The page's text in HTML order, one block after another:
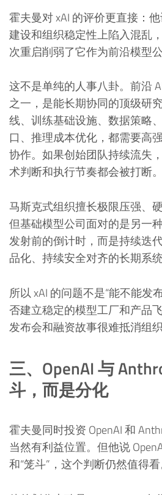
霍夫曼对 xAI 的评价更直接：
建设和组织稳定性上陷入混乱
次重启削弱了它作为前沿模型
这不是单纯的人事八卦。前沿
之一，是能长期协同的顶级研
线、训练基础设施、数据策略
口、推理成本优化，都需要高
协作。如果创始团队持续流失
术判断和执行节奏都会被打断。
马斯克式组织擅长极限压强、
但基础模型公司面对的是另一
发射前的倒计时，而是持续迭
品化、持续安全对齐的长期系统
所以 xAI 的问题不是“能不能发
否建立稳定的模型工厂和产品
发布会和融资故事很难抵消组
三、OpenAI 与
斗，而是分化
霍夫曼同时投资 OpenAI 和
当然有利益位置。但他说
和“笼斗”，这个判断仍然值得看